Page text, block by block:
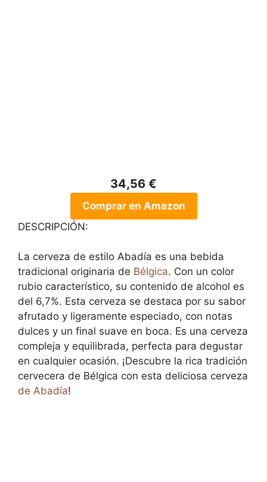
34,56 €
Comprar en Amazon
DESCRIPCIÓN:
La cerveza de estilo Abadía es una bebida
tradicional originaria de Bélgica. Con un color
rubio característico, su contenido de alcohol es
del 6,7%. Esta cerveza se destaca por su sabor
afrutado y ligeramente especiado, con notas
dulces y un final suave en boca. Es una cerveza
compleja y equilibrada, perfecta para degustar
en cualquier ocasión. ¡Descubre la rica tradición
cervecera de Bélgica con esta deliciosa cerveza
de Abadía!